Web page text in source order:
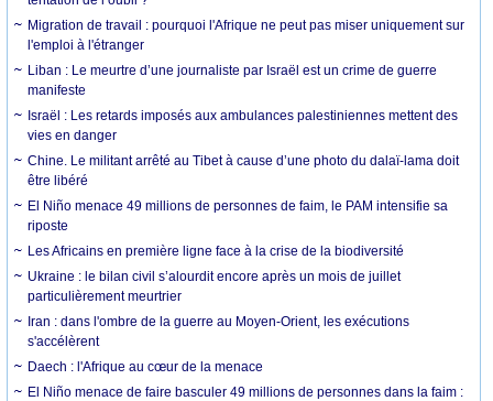
Migration de travail : pourquoi l'Afrique ne peut pas miser uniquement sur
l'emploi à l'étranger
Liban : Le meurtre d’une journaliste par Israël est un crime de guerre
manifeste
Israël : Les retards imposés aux ambulances palestiniennes mettent des
vies en danger
Chine. Le militant arrêté au Tibet à cause d’une photo du dalaï-lama doit
être libéré
El Niño menace 49 millions de personnes de faim, le PAM intensifie sa
riposte
Les Africains en première ligne face à la crise de la biodiversité
Ukraine : le bilan civil s’alourdit encore après un mois de juillet
particulièrement meurtrier
Iran : dans l'ombre de la guerre au Moyen-Orient, les exécutions
s'accélèrent
Daech : l'Afrique au cœur de la menace
El Niño menace de faire basculer 49 millions de personnes dans la faim :